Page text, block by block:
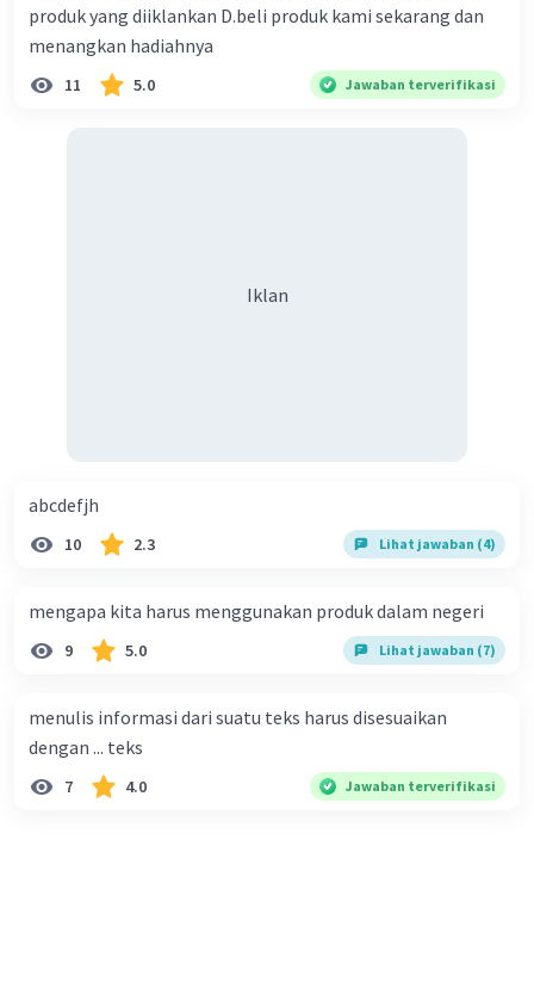
produk yang diiklankan D.beli produk kami sekarang dan
menangkan hadiahnya
11 5.0 Jawaban terverifikasi
Iklan
abcdefjh
10 2.3 Lihat jawaban (4)
mengapa kita harus menggunakan produk dalam negeri
9 5.0 Lihat jawaban (7)
menulis informasi dari suatu teks harus disesuaikan
dengan ... teks
7 4.0 Jawaban terverifikasi